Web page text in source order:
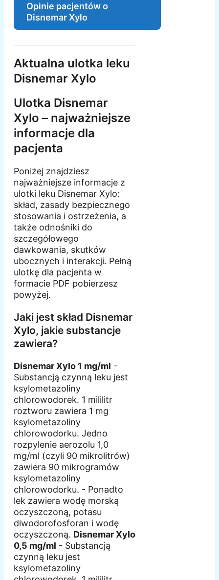
Opinie pacjentów o
Disnemar Xylo
Aktualna ulotka leku
Disnemar Xylo
Ulotka Disnemar
Xylo – najważniejsze
informacje dla
pacjenta
Poniżej znajdziesz
najważniejsze informacje z
ulotki leku Disnemar Xylo:
skład, zasady bezpiecznego
stosowania i ostrzeżenia, a
także odnośniki do
szczegółowego
dawkowania, skutków
ubocznych i interakcji. Pełną
ulotkę dla pacjenta w
formacie PDF pobierzesz
powyżej.
Jaki jest skład Disnemar
Xylo, jakie substancje
zawiera?
Disnemar Xylo 1 mg/ml -
Substancją czynną leku jest
ksylometazoliny
chlorowodorek. 1 mililitr
roztworu zawiera 1 mg
ksylometazoliny
chlorowodorku. Jedno
rozpylenie aerozolu 1,0
mg/ml (czyli 90 mikrolitrów)
zawiera 90 mikrogramów
ksylometazoliny
chlorowodorku. - Ponadto
lek zawiera wodę morską
oczyszczoną, potasu
diwodorofosforan i wodę
oczyszczoną. Disnemar Xylo
0,5 mg/ml - Substancją
czynną leku jest
ksylometazoliny